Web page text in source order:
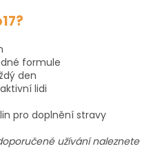
formule
den
lidi
pro doplnění stravy
užívání naleznete